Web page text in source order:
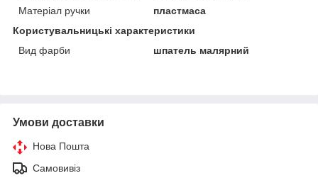
Матеріал ручки
пластмаса
Користувальницькі характеристики
Вид фарби
шпатель малярний
Умови доставки
Нова Пошта
Самовивіз